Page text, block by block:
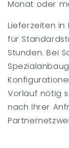
Monat oder
Lieferzeiten in
für
Stunden. Bei
Vorlauf nötig
nach Ihrer